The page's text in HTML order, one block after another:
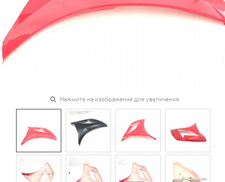
Нажмите на изображение для увеличения